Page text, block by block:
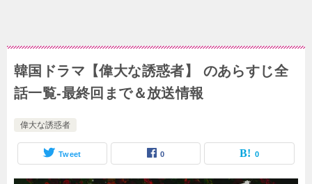
韓国ドラマ【偉大な誘惑者】 のあらすじ全
話一覧-最終回まで＆放送情報
偉大な誘惑者
Tweet 0 0